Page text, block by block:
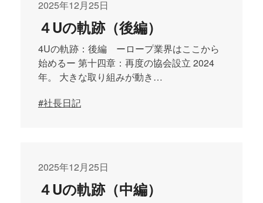
2025年12月25日
４Uの軌跡（後編）
4Uの軌跡：後編 ーロープ業界はここから
始めるー 第十四章：再度の協会設立 2024
年。 大きな取り組みが動き…
#社長日記
2025年12月25日
４Uの軌跡（中編）